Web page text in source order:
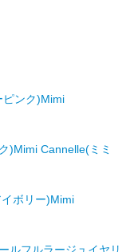
ピンク)Mimi
)Mimi Cannelle(ミミ
ボリー)Mimi
ルフルラージュイヤリ